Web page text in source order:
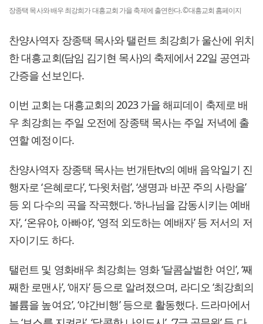
장종택 목사와 배우 최강희가 대흥교회 가을 축제에 출연한다. ©대흥교회 홈페이지
찬양사역자 장종택 목사와 탤런트 최강희가 울산에 위치
한 대흥교회(담임 김기현 목사)의 축제에서 22일 공연과
간증을 선보인다.
이번 교회는 대흥교회의 2023 가을 해피데이 축제로 배
우 최강희는 주일 오전에 장종택 목사는 주일 저녁에 출
연할 예정이다.
찬양사역자 장종택 목사는 번개탄tv의 예배 음악일기 진
행자로 ‘은혜로다’, ‘다윗처럼’, ‘생명과 바꾼 주의 사랑을’
등 외 다수의 곡을 작곡했다. ‘하나님을 감동시키는 예배
자’, ‘온유야, 아빠야’, ‘영적 외도하는 예배자’ 등 저서의 저
자이기도 하다.
탤런트 및 영화배우 최강희는 영화 ‘달콤살벌한 여인’, ‘째
째한 로맨사’, ‘애자’ 등으로 알려졌으며, 라디오 ‘최강희의
볼륨을 높여요’, ‘야간비행’ 등으로 활동했다. 드라마에서